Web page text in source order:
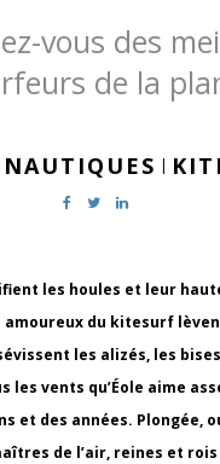
vous des
de la
|
les houles et leur
amoureux du kitesurf
les alizés, les
vents qu’Éole aime
et des années. Plongée,
de l’air, reines et